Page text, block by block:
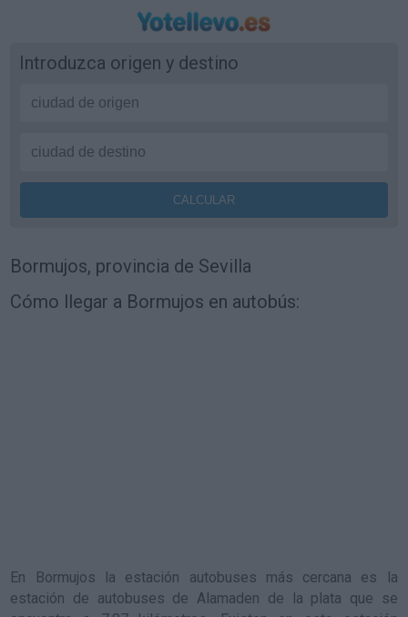
Introduzca origen y destino
Bormujos, provincia de Sevilla
Cómo llegar a Bormujos en autobús:
En Bormujos la estación autobuses más cercana es la
estación de autobuses de Alamaden de la plata que se